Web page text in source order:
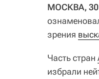
МОСКВА, 30
зрения
Часть стран
избрали